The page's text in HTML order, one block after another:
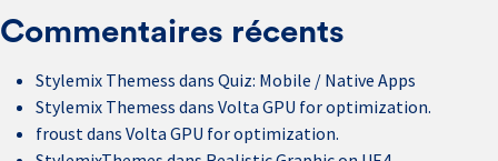
Commentaires récents
Stylemix Themess dans Quiz: Mobile / Native Apps
Stylemix Themess dans Volta GPU for optimization.
froustdans Volta GPU for optimization.